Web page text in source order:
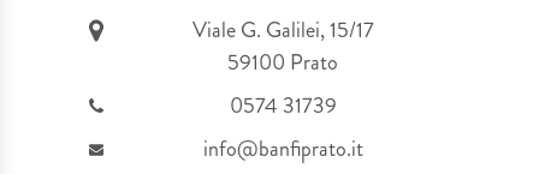
Viale G. Galilei, 15/17
59100 Prato
0574 31739
info@banfiprato.it